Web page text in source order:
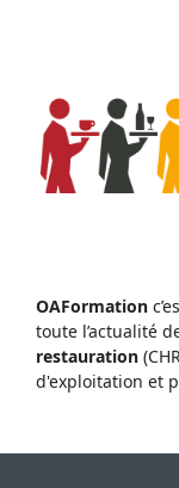
OAFormation
toute l’actualité
restauration
d'exploitation et